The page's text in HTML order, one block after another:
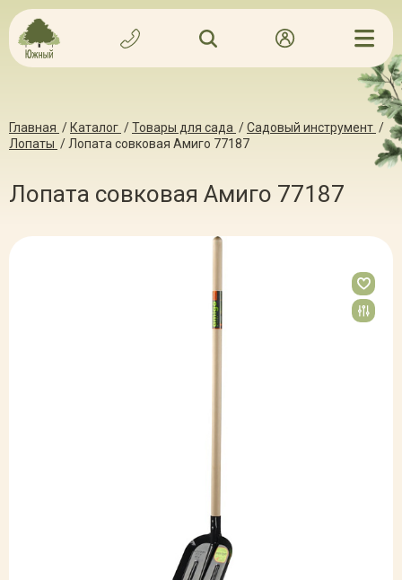
Главная / Каталог /Товары для сада /Садовый инструмент /
Лопаты / Лопата совковая Амиго 77187
Лопата совковая Амиго 77187